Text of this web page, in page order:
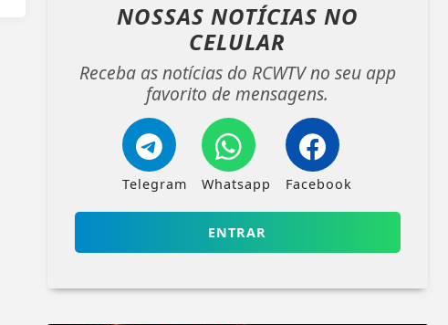
NOSSAS NOTÍCIAS NO
CELULAR
Receba as notícias do RCWTV no seu app
favorito de mensagens.
Telegram Whatsapp Facebook
ENTRAR